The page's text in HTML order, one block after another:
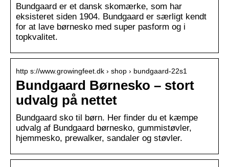
Bundgaard er et dansk skomærke, som har
eksisteret siden 1904. Bundgaard er særligt kendt
for at lave børnesko med super pasform og i
topkvalitet.
http s://www.growingfeet.dk › shop › bundgaard-22s1
Bundgaard Børnesko – stort
udvalg på nettet
Bundgaard sko til børn. Her finder du et kæmpe
udvalg af Bundgaard børnesko, gummistøvler,
hjemmesko, prewalker, sandaler og støvler.